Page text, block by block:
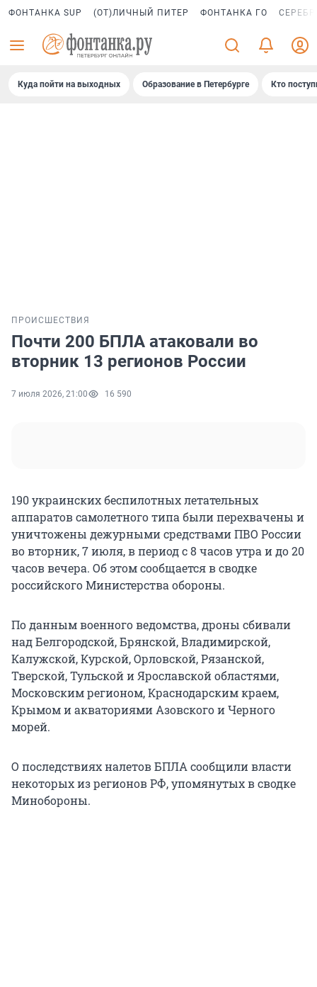
ФОНТАНКА SUP (ОТ)ЛИЧНЫЙ ПИТЕР ФОНТАНКА ГО
Куда пойти на выходных Образование в Петербурге Кто
ПРОИСШЕСТВИЯ
Почти 200 БПЛА атаковали во
вторник 13 регионов России
7 июля 2026, 21:00 16 590
190украинских беспилотных летательных
аппаратов самолетного типа были перехвачены и
уничтожены дежурными средствами ПВО России
во вторник, 7 июля, в период с 8 часов утра и до 20
часов вечера. Об этом сообщается в сводке
российского Министерства обороны.
По данным военного ведомства, дроны сбивали
надБелгородской, Брянской, Владимирской,
Калужской, Курской, Орловской, Рязанской,
Тверской, Тульской и Ярославской областями,
Московским регионом, Краснодарским краем,
Крымом и акваториями Азовского и Черного
морей.
О последствиях налетов БПЛА сообщили власти
некоторых из регионов РФ, упомянутых в сводке
Минобороны.